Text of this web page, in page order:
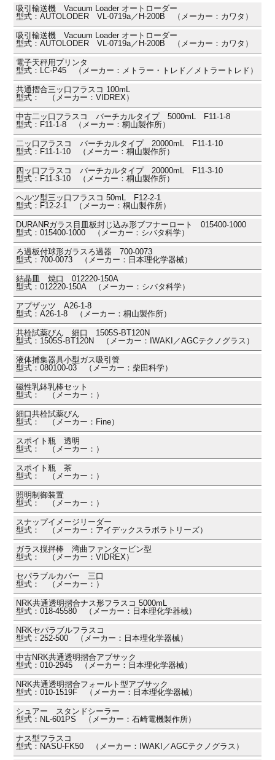
吸引輸送機 Vacuum Loader オートローダー
型式：AUTOLODER VL-0719a／H-200B （メーカー：カワタ）
吸引輸送機 Vacuum Loader オートローダー
型式：AUTOLODER VL-0719a／H-200B （メーカー：カワタ）
電子天秤用プリンタ
型式：LC-P45 （メーカー：メトラー・トレド／メトラートレド）
共通摺合三ッ口フラスコ 100mL
型式： （メーカー：VIDREX）
中古二ッ口フラスコ バーチカルタイプ 5000mL F11-1-8
型式：F11-1-8 （メーカー：桐山製作所）
二ッ口フラスコ バーチカルタイプ 20000mL F11-1-10
型式：F11-1-10 （メーカー：桐山製作所）
四ッ口フラスコ バーチカルタイプ 20000mL F11-3-10
型式：F11-3-10 （メーカー：桐山製作所）
ヘルツ型三ッ口フラスコ 50mL F12-2-1
型式：F12-2-1 （メーカー：桐山製作所）
DURANRガラス目皿板封じ込み形ブフナーロート 015400-1000
型式：015400-1000 （メーカー：シバタ科学）
ろ過板付球形ガラスろ過器 700-0073
型式：700-0073 （メーカー：日本理化学器械）
結晶皿 焼口 012220-150A
型式：012220-150A （メーカー：シバタ科学）
アプザッツ A26-1-8
型式：A26-1-8 （メーカー：桐山製作所）
共栓試薬びん 細口 1505S-BT120N
型式：1505S-BT120N （メーカー：IWAKI／AGCテクノグラス）
液体捕集器具小型ガス吸引管
型式：080100-03 （メーカー：柴田科学）
磁性乳鉢乳棒セット
型式： （メーカー：）
細口共栓試薬びん
型式： （メーカー：Fine）
スポイト瓶 透明
型式： （メーカー：）
スポイト瓶 茶
型式： （メーカー：）
照明制御装置
型式： （メーカー：）
スナップイメージリーダー
型式： （メーカー：アイデックスラボラトリーズ）
ガラス撹拌棒 湾曲ファンタービン型
型式： （メーカー：VIDREX）
セパラブルカバー 三口
型式： （メーカー：）
NRK共通透明摺合ナス形フラスコ 5000mL
型式：018-45580 （メーカー：日本理化学器械）
NRKセパラブルフラスコ
型式：252-500 （メーカー：日本理化学器械）
中古NRK共通透明摺合アブサック
型式：010-2945 （メーカー：日本理化学器械）
NRK共通透明摺合フォールト型アブサック
型式：010-1519F （メーカー：日本理化学器械）
シュアー スタンドシーラー
型式：NL-601PS （メーカー：石崎電機製作所）
ナス型フラスコ
型式：NASU-FK50 （メーカー：IWAKI／AGCテクノグラス）